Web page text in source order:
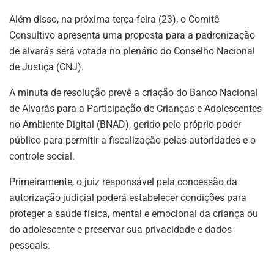
Além disso, na próxima terça-feira (23), o Comitê
Consultivo apresenta uma proposta para a padronização
de alvarás será votada no plenário do Conselho Nacional
de Justiça (CNJ).
A minuta de resolução prevê a criação do Banco Nacional
de Alvarás para a Participação de Crianças e Adolescentes
no Ambiente Digital (BNAD), gerido pelo próprio poder
público para permitir a fiscalização pelas autoridades e o
controle social.
Primeiramente, o juiz responsável pela concessão da
autorização judicial poderá estabelecer condições para
proteger a saúde física, mental e emocional da criança ou
do adolescente e preservar sua privacidade e dados
pessoais.